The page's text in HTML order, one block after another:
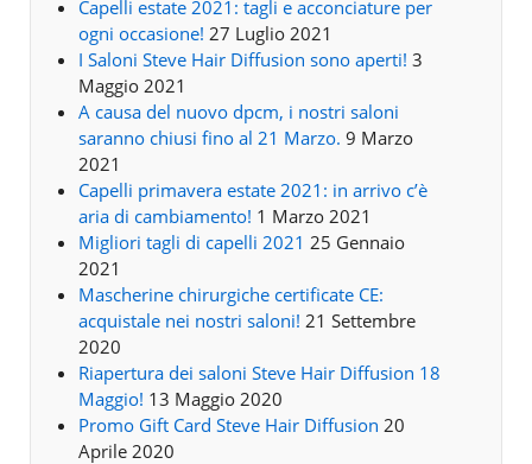
Capelli estate 2021: tagli e acconciature per
ogni occasione! 27 Luglio 2021
I Saloni Steve Hair Diffusion sono aperti! 3
Maggio 2021
A causa del nuovo dpcm, i nostri saloni
saranno chiusi fino al 21 Marzo. 9 Marzo
2021
Capelli primavera estate 2021: in arrivo c’è
aria di cambiamento! 1 Marzo 2021
Migliori tagli di capelli 2021 25 Gennaio
2021
Mascherine chirurgiche certificate CE:
acquistale nei nostri saloni! 21 Settembre
2020
Riapertura dei saloni Steve Hair Diffusion 18
Maggio! 13 Maggio 2020
Promo Gift Card Steve Hair Diffusion 20
Aprile 2020